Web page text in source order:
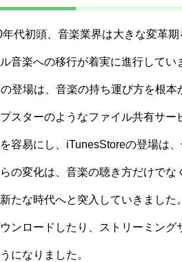
年代初頭、音楽業界は大きな変革
音楽への移行が着実に進行してい
登場は、音楽の持ち運び方を根本
スターのようなファイル共有サ
容易にし、iTunesStoreの登場は
の変化は、音楽の聴き方だけで
たな時代へと突入していきまし
ンロードしたり、ストリーミン
になりました。